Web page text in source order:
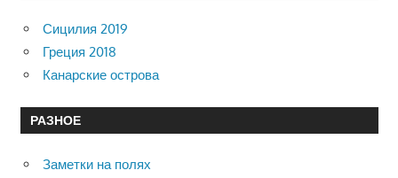
Сицилия 2019
Греция 2018
Канарские острова
РАЗНОЕ
Заметки на полях